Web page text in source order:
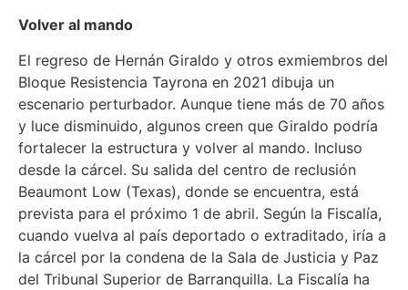
Volver al mando
El regreso de Hernán Giraldo y otros exmiembros del
Bloque Resistencia Tayrona en 2021 dibuja un
escenario perturbador. Aunque tiene más de 70 años
y luce disminuido, algunos creen que Giraldo podría
fortalecer la estructura y volver al mando. Incluso
desde la cárcel. Su salida del centro de reclusión
Beaumont Low (Texas), donde se encuentra, está
prevista para el próximo 1 de abril. Según la Fiscalía,
cuando vuelva al país deportado o extraditado, iría a
la cárcel por la condena de la Sala de Justicia y Paz
del Tribunal Superior de Barranquilla. La Fiscalía ha